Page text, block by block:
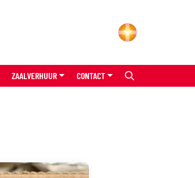
ZAALVERHUUR CONTACT